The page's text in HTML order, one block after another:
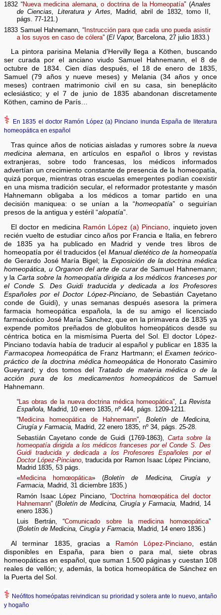
1832 “Nueva medicina alemana, o doctrina de la Homeopatía” (Anales
de Ciencias, Literatura y Artes,
Madrid, abril de 1832, tomo II,
págs. 77-121.)
1833 Samuel Hahnemann, “Instrucción para que cada uno pueda asistir
a los suyos en caso de cólera” (El Vapor, Barcelona, 27 julio 1833.)
La pintora parisina Melania d'Hervilly llega a Köthen, buscando
ser curada por el anciano viudo Samuel Hahnemann, el 8 de
octubre de 1834. Cien días después, el 18 de enero de 1835,
Samuel (79 años y nueve meses) y Melania (34 años y once
meses) contraen matrimonio civil en su casa, sin beneplácito
eclesiástico; y el 7 de junio de 1835 abandonan discretamente
Köthen, camino de París…
⚕
En 1835 el doctor Ramón López (a) Pinciano inunda España de literatura
homeopática en español
Tras quince años de noticias aisladas y rumores sobrela nueva
medicina alemana , en artículos en español o libros y revistas
extranjeras, sobre todo francesas, los médicos informados
advertían un crecimiento constante de presencia de la homeopatía,
quizá porque, mientras otras escuelas emergentes podían coexistir
en una misma tradición secular, el reformador protestante y masón
Hahnemann obligaba a los médicos a tomar partido en una
decisión maniquea: o se unían a la “homeopatía” o seguirían
presos de la antigua y estéril “alopatía”.
El doctor en medicina Ramón López (a) Pinciano, inquieto joven
recién vuelto de estudiar cinco años por Francia e Italia, en febrero
de 1835 ya ha publicado en Madrid y vende tres libros de
homeopatía por él traducidos (el Manual dietético de la homeopatía
de Gerardo José María Bigel; la Exposición de la doctrina médica
homeopática, u Organon del arte de curarde Samuel Hahnemann;
y la Carta sobre la homeopatía dirigida a los médicos franceses por
el Conde S. Des Guidi traducida y dedicada a los Profesores
Españoles por el Doctor López-Pinciano, de Sebastián Cayetano
conde de Guidi), y unas semanas después asesora la primera
farmacia homeopática española, la de su amigo el licenciado
farmacéutico José María Sánchez, que en la primavera de 1835 ya
expende pomitos preñados de globulitos homeopáticos desde su
céntrica botica en la mismísima Puerta del Sol. El doctor López-
Pinciano todavía había de traducir al español y publicar en 1835 la
Farmacopea homeopáticade Franz Hartmann; elExamen teórico-
práctico de la doctrina médica homeopática de Honorato Casimiro
Gueyrard; y dos tomos del Tratado de materia médica o de la
acción pura de los medicamentos homeopáticosde Samuel
Hahnemann.
“Las obras de la nueva doctrina médica homeopática”, La Revista
Española,
Madrid, 10 enero 1835, nº 444, págs. 1209-1211.
“Medicina homeopática de Hahnemann”, Boletín de Medicina,
Cirugía y Farmacia, Madrid, 22 enero 1835, nº 34, págs. 25-28.
Sebastián Cayetano conde de Guidi (1769-1863), Carta sobre la
homeopatía dirigida a los médicos franceses por el Conde S. Des
Guidi traducida y dedicada a los Profesores Españoles por el
Doctor López-Pinciano , traducida por Ramon Isaac López Pinciano,
Madrid 1835, 53 págs.
«Medicina homœopática» (Boletín de Medicina, Cirugía y
Farmacia, Madrid, 31 diciembre 1835.)
Ramón Isaac López Pinciano, “Doctrina homœopática del doctor
Hahnemann” (Boletín de Medicina, Cirugía y Farmacia,
Madrid, 14
enero 1836.)
Luis Bertrán, “Comunicado sobre la medicina homœopática”
(Boletín de Medicina, Cirugía y Farmacia, Madrid, 14 enero 1836.)
Al terminar 1835, gracias a Ramón López-Pinciano , están
disponibles en España, para bien o para mal, siete obras
homeopáticas en español, que suman 1.500 páginas y cuestan 108
reales de vellón; y, además, la botica homeopática de Sánchez en
la Puerta del Sol.
⚕ Neófitos homeópatas reivindican su prioridad y solera ante lo nuevo, antaño
y hogaño